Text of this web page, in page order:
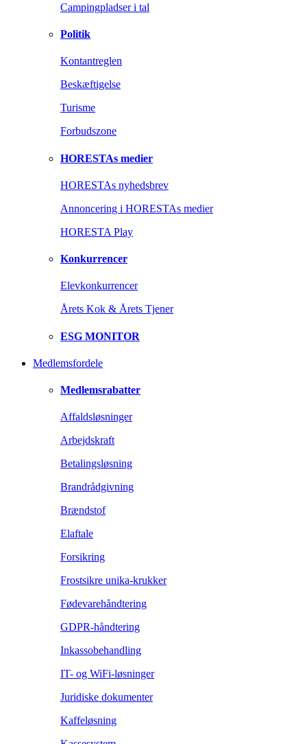
Campingpladser i tal
Politik
Kontantreglen
Beskæftigelse
Turisme
Forbudszone
HORESTAs medier
HORESTAs nyhedsbrev
Annoncering i HORESTAs medier
HORESTA Play
Konkurrencer
Elevkonkurrencer
Årets Kok & Årets Tjener
ESG MONITOR
Medlemsfordele
Medlemsrabatter
Affaldsløsninger
Arbejdskraft
Betalingsløsning
Brandrådgivning
Brændstof
Elaftale
Forsikring
Frostsikre unika-krukker
Fødevarehåndtering
GDPR-håndtering
Inkassobehandling
IT- og WiFi-løsninger
Juridiske dokumenter
Kaffeløsning